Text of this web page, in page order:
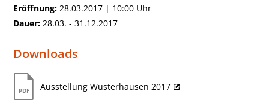
Eröffnung: 28.03.2017 | 10:00 Uhr
Dauer: 28.03. - 31.12.2017
Downloads
Ausstellung Wusterhausen 2017